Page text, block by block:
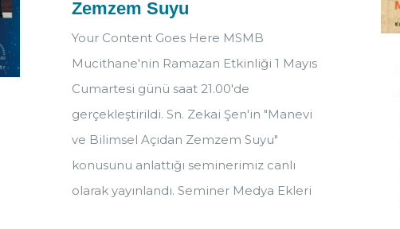
Zemzem Suyu
Your Content Goes Here MSMB
Mucithane'nin Ramazan Etkinliği 1 Mayıs
Cumartesi günü saat 21.00'de
gerçekleştirildi. Sn. Zekai Şen'in "Manevi
ve Bilimsel Açıdan Zemzem Suyu"
konusunu anlattığı seminerimiz canlı
olarak yayınlandı. Seminer Medya Ekleri